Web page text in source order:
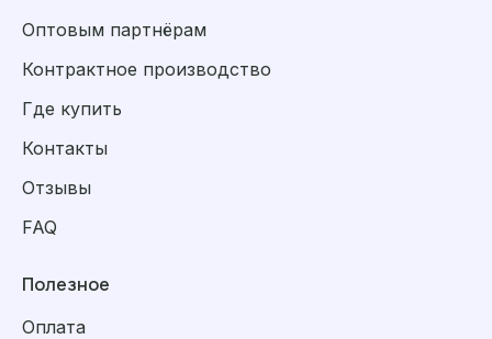
Оптовым партнёрам
Контрактное производство
Где купить
Контакты
Отзывы
FAQ
Полезное
Оплата